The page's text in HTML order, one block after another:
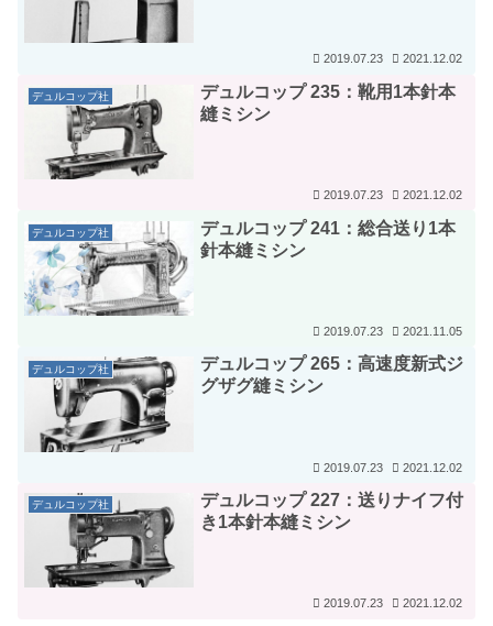
2019.07.23 2021.12.02
デュルコップ社
デュルコップ 235：靴用1本針本
縫ミシン
2019.07.23 2021.12.02
デュルコップ社
デュルコップ 241：総合送り1本
針本縫ミシン
2019.07.23 2021.11.05
デュルコップ社
デュルコップ 265：高速度新式ジ
グザグ縫ミシン
2019.07.23 2021.12.02
デュルコップ社
デュルコップ 227：送りナイフ付
き1本針本縫ミシン
2019.07.23 2021.12.02